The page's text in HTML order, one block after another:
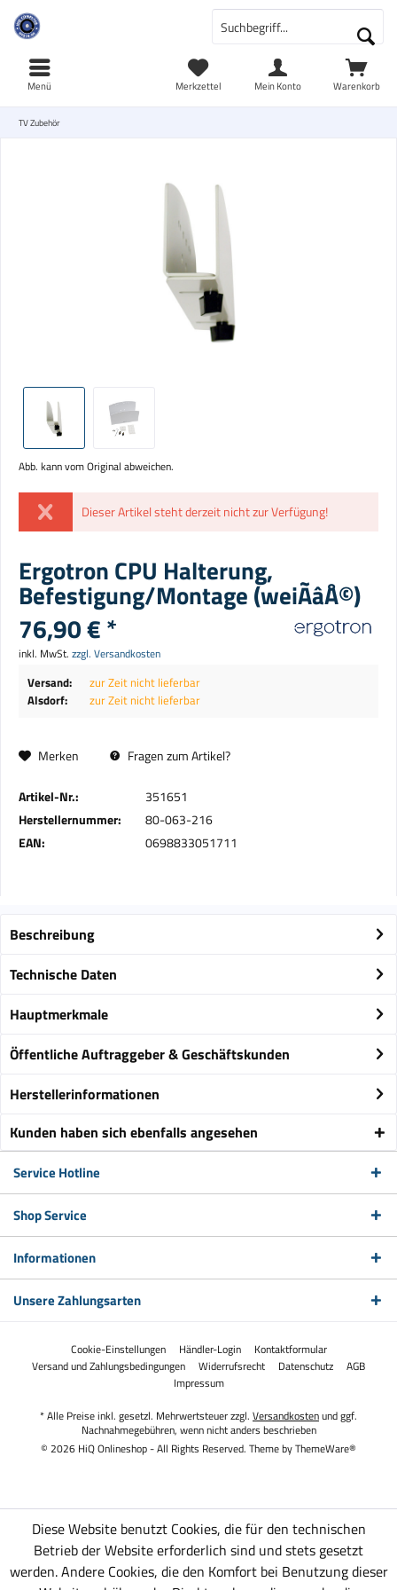
Warenkorb
Merkzettel Mein Konto
Menü
TV Zubehör
Abb. kann vom Original abweichen.
Dieser Artikel steht derzeit nicht zur Verfügung!
Ergotron CPU Halterung,
Befestigung/Montage (weiÃâÅ©)
76,90 € *
inkl. MwSt. zzgl. Versandkosten
Versand:
zur Zeit nicht lieferbar
Alsdorf:
zur Zeit nicht lieferbar
Merken Fragen zum Artikel?
Artikel-Nr.:
351651
Herstellernummer:
80-063-216
EAN:
0698833051711
Beschreibung
Technische Daten
Hauptmerkmale
Öffentliche Auftraggeber & Geschäftskunden
Herstellerinformationen
Kunden haben sich ebenfalls angesehen
Service Hotline
Shop Service
Informationen
Unsere Zahlungsarten
Cookie-Einstellungen Händler-Login
Kontaktformular
Versand und Zahlungsbedingungen
Widerrufsrecht Datenschutz
AGB
Impressum
* Alle Preise inkl. gesetzl. Mehrwertsteuer zzgl. Versandkostenund ggf.
Nachnahmegebühren, wenn nicht anders beschrieben
© 2026 HiQ Onlineshop - All Rights Reserved. Theme byThemeWare®
Diese Website benutzt Cookies, die für den technischen
Betrieb der Website erforderlich sind und stets gesetzt
werden. Andere Cookies, die den Komfort bei Benutzung dieser